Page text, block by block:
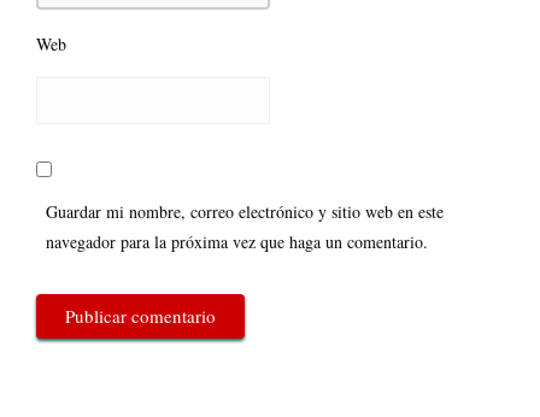
Web
Guardar mi nombre, correo electrónico y sitio web en este
navegador para la próxima vez que haga un comentario.